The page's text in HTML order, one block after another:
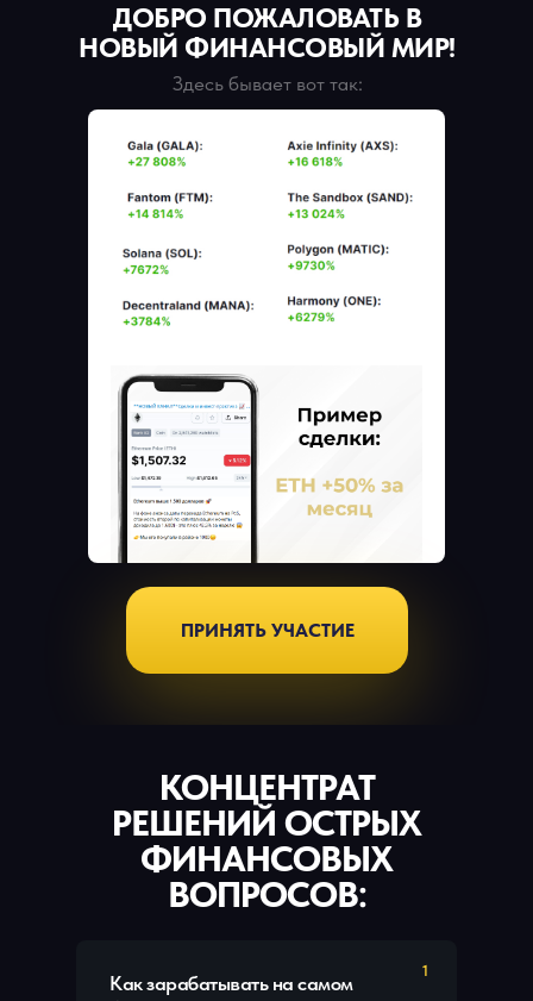
ДОБРО ПОЖАЛОВАТЬ В
НОВЫЙ ФИНАНСОВЫЙ МИР!
Здесь бывает вот так:
ПРИНЯТЬ УЧАСТИЕ
Как зарабатывать на самом
1
КОНЦЕНТРАТ
РЕШЕНИЙ ОСТРЫХ
ФИНАНСОВЫХ
ВОПРОСОВ: